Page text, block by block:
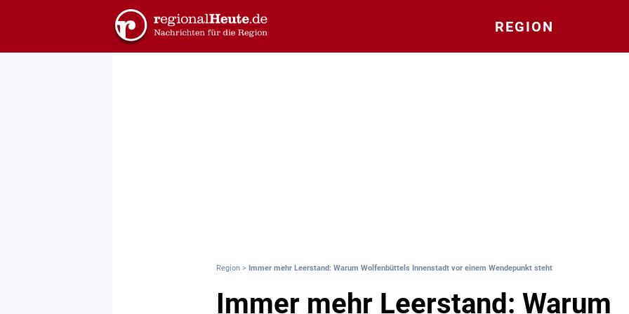
REGION
Region > Immer mehr Leerstand: Warum Wolfenbüttels Innenstadt vor einem Wendepunkt steht
Immer mehr Leerstand: Warum